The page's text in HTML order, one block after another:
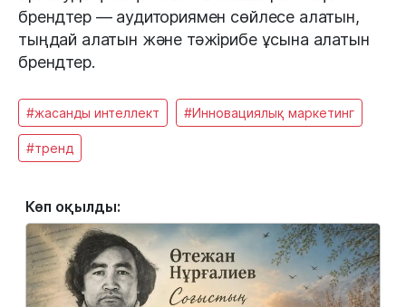
брендтер — аудиториямен сөйлесе алатын,
тыңдай алатын және тәжірибе ұсына алатын
брендтер.
#жасанды интеллект #Инновациялық маркетинг
#тренд
Көп оқылды: